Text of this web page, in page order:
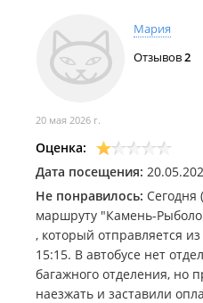
Мария
Отзывов2
20 мая 2026 г.
Оценка:
Дата посещения:
Не понравилось: Сегодня
маршруту "Камень-
, который отправляется
15:15. В автобусе нет
багажного отделения, но
наезжать и заставили